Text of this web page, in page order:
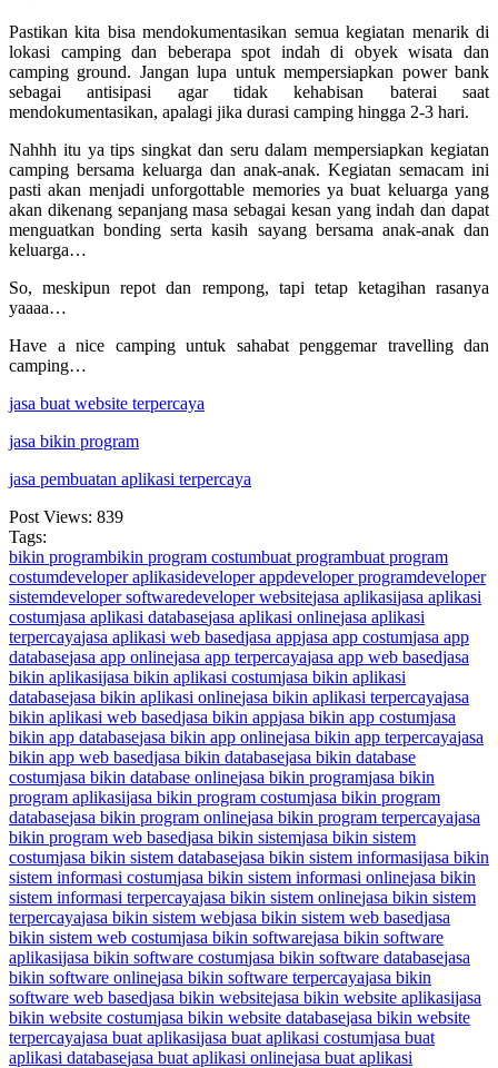
Pastikan kita bisa mendokumentasikan semua kegiatan menarik di
lokasi camping dan beberapa spot indah di obyek wisata dan
camping ground. Jangan lupa untuk mempersiapkan power bank
sebagai antisipasi agar tidak kehabisan baterai saat
mendokumentasikan, apalagi jika durasi camping hingga 2-3 hari.
Nahhh itu ya tips singkat dan seru dalam mempersiapkan kegiatan
camping bersama keluarga dan anak-anak. Kegiatan semacam ini
pasti akan menjadi unforgottable memories ya buat keluarga yang
akan dikenang sepanjang masa sebagai kesan yang indah dan dapat
menguatkan bonding serta kasih sayang bersama anak-anak dan
keluarga…
So, meskipun repot dan rempong, tapi tetap ketagihan rasanya
yaaaa…
Have a nice camping untuk sahabat penggemar travelling dan
camping…
jasa buat website terpercaya
jasa bikin program
jasa pembuatan aplikasi terpercaya
Post Views: 839
Tags:
bikin programbikin program costumbuat programbuat program
costumdeveloper aplikasideveloper appdeveloper programdeveloper
sistemdeveloper softwaredeveloper websitejasa aplikasijasa aplikasi
costumjasa aplikasi databasejasa aplikasi onlinejasa aplikasi
terpercayajasa aplikasi web basedjasa appjasa app costumjasa app
databasejasa app onlinejasa app terpercayajasa app web basedjasa
bikin aplikasijasa bikin aplikasi costumjasa bikin aplikasi
databasejasa bikin aplikasi onlinejasa bikin aplikasi terpercayajasa
bikin aplikasi web basedjasa bikin appjasa bikin app costumjasa
bikin app databasejasa bikin app onlinejasa bikin app terpercayajasa
bikin app web basedjasa bikin databasejasa bikin database
costumjasa bikin database onlinejasa bikin programjasa bikin
program aplikasijasa bikin program costumjasa bikin program
databasejasa bikin program onlinejasa bikin program terpercayajasa
bikin program web basedjasa bikin sistemjasa bikin sistem
costumjasa bikin sistem databasejasa bikin sistem informasijasa bikin
sistem informasi costumjasa bikin sistem informasi onlinejasa bikin
sistem informasi terpercayajasa bikin sistem onlinejasa bikin sistem
terpercayajasa bikin sistem webjasa bikin sistem web basedjasa
bikin sistem web costumjasa bikin softwarejasa bikin software
aplikasijasa bikin software costumjasa bikin software databasejasa
bikin software onlinejasa bikin software terpercayajasa bikin
software web basedjasa bikin websitejasa bikin website aplikasijasa
bikin website costumjasa bikin website databasejasa bikin website
terpercayajasa buat aplikasijasa buat aplikasi costumjasa buat
aplikasi databasejasa buat aplikasi onlinejasa buat aplikasi